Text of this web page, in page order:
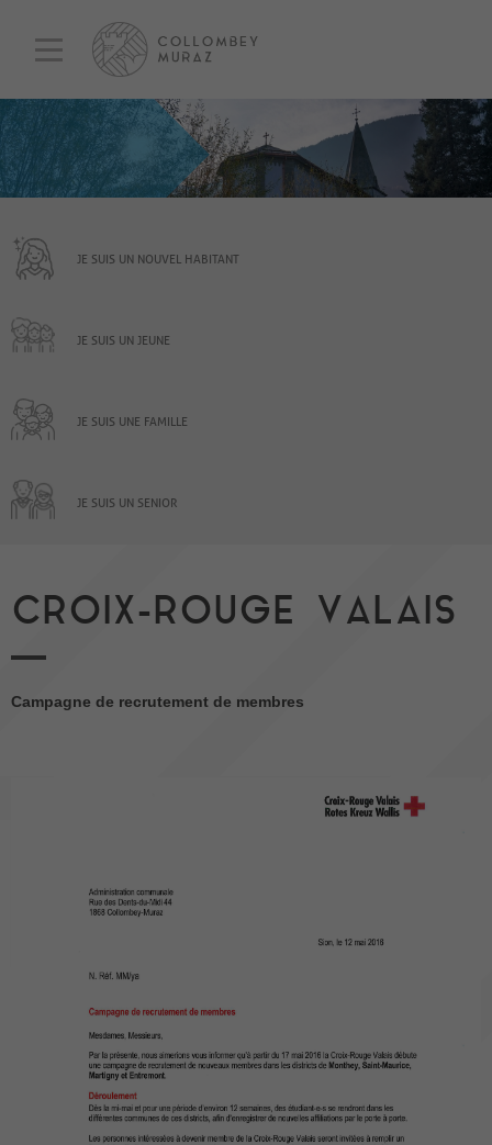
JE SUIS UN NOUVEL HABITANT
JE SUIS UN JEUNE
JE SUIS UNE FAMILLE
JE SUIS UN SENIOR
CROIX-ROUGE VALAIS
Campagne de recrutement de membres